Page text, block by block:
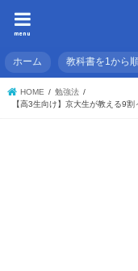
menu
ホーム 教科書を1から
HOME
勉強法
【高3生向け】京大生が教える9